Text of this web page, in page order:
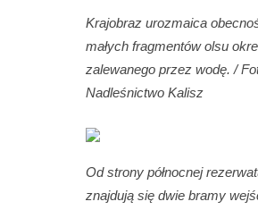
Krajobraz urozmaica
małych fragmentów olsu
zalewanego przez wodę. /
Nadleśnictwo Kalisz
Od strony północnej
znajdują się dwie bramy